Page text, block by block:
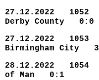
27.12.2022 1052
Derby
27.12.2022 1053
Birmingham
28.12.2022 1054
of Man